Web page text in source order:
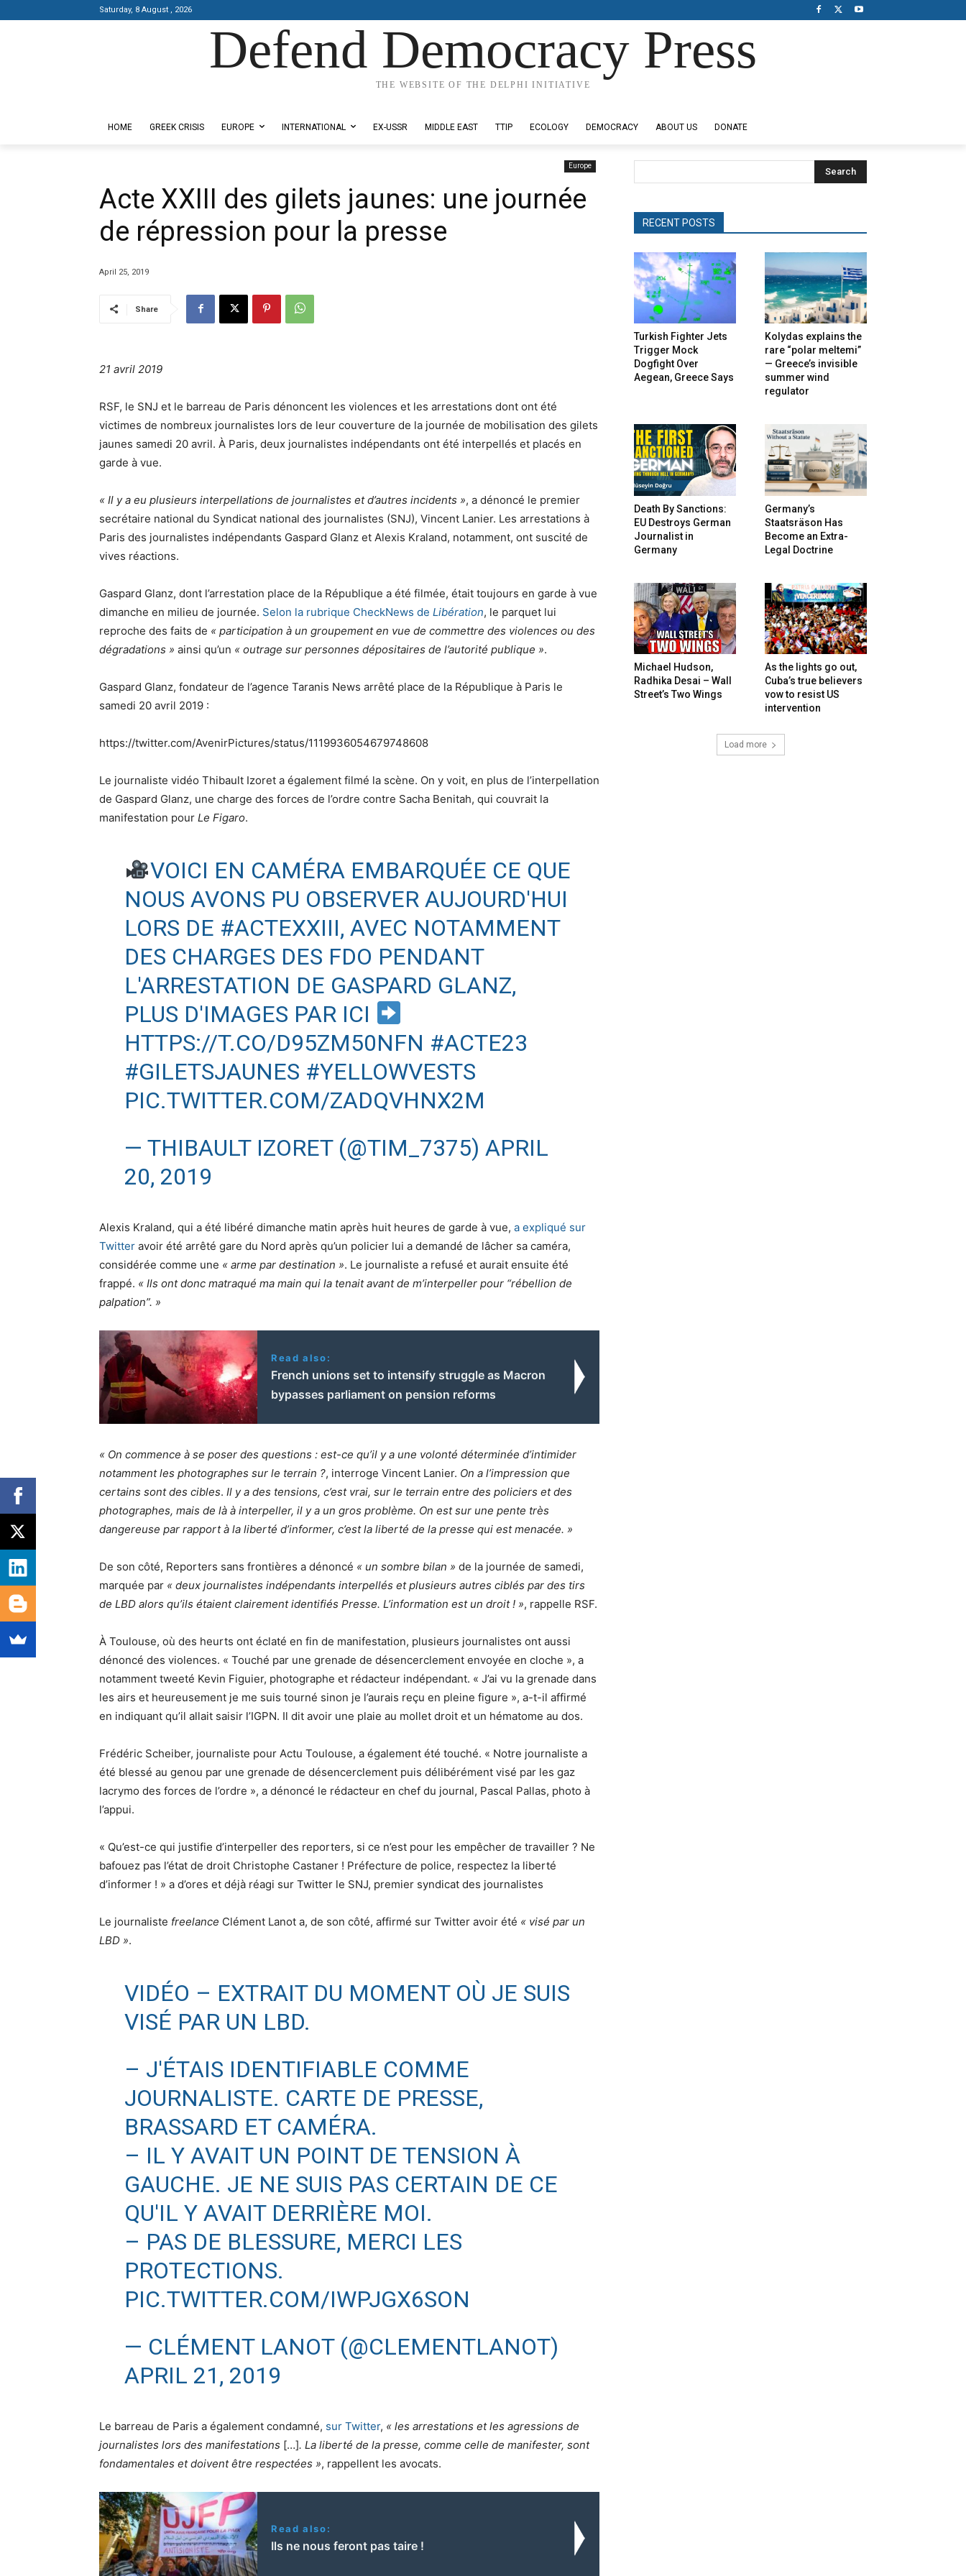
Saturday, 8 August , 2026
Defend Democracy Press
THE WEBSITE OF THE DELPHI INITIATIVE
HOME GREEK CRISIS EUROPE INTERNATIONAL EX-USSR MIDDLE EAST TTIP ECOLOGY DEMOCRACY ABOUT US DONATE
Europe
Acte XXIII des gilets jaunes: une journée
de répression pour la presse
April 25, 2019
Share
21 avril 2019
RSF, le SNJ et le barreau de Paris dénoncent les violences et les arrestations dont ont été
victimes de nombreux journalistes lors de leur couverture de la journée de mobilisation des gilets
jaunes samedi 20 avril. À Paris, deux journalistes indépendants ont été interpellés et placés en
garde à vue.
« Il y a eu plusieurs interpellations de journalistes et d’autres incidents », a dénoncé le premier
secrétaire national du Syndicat national des journalistes (SNJ), Vincent Lanier. Les arrestations à
Paris des journalistes indépendants Gaspard Glanz et Alexis Kraland, notamment, ont suscité de
vives réactions.
Gaspard Glanz, dont l’arrestation place de la République a été filmée, était toujours en garde à vue
dimanche en milieu de journée. Selon la rubrique CheckNews de Libération, le parquet lui
reproche des faits de « participation à un groupement en vue de commettre des violences ou des
dégradations » ainsi qu’un « outrage sur personnes dépositaires de l’autorité publique ».
Gaspard Glanz, fondateur de l’agence Taranis News arrêté place de la République à Paris le
samedi 20 avril 2019 :
https://twitter.com/AvenirPictures/status/1119936054679748608
Le journaliste vidéo Thibault Izoret a également filmé la scène. On y voit, en plus de l’interpellation
de Gaspard Glanz, une charge des forces de l’ordre contre Sacha Benitah, qui couvrait la
manifestation pour Le Figaro.
VOICI EN CAMÉRA EMBARQUÉE CE QUE
NOUS AVONS PU OBSERVER AUJOURD'HUI
LORS DE #ACTEXXIII, AVEC NOTAMMENT
DES CHARGES DES FDO PENDANT
L'ARRESTATION DE GASPARD GLANZ,
PLUS D'IMAGES PAR ICI
HTTPS://T.CO/D95ZM50NFN #ACTE23
#GILETSJAUNES #YELLOWVESTS
PIC.TWITTER.COM/ZADQVHNX2M
— THIBAULT IZORET (@TIM_7375) APRIL
20, 2019
Alexis Kraland, qui a été libéré dimanche matin après huit heures de garde à vue, a expliqué sur
Twitter avoir été arrêté gare du Nord après qu’un policier lui a demandé de lâcher sa caméra,
considérée comme une « arme par destination ». Le journaliste a refusé et aurait ensuite été
frappé. « Ils ont donc matraqué ma main qui la tenait avant de m’interpeller pour “rébellion de
palpation”. »
Read also:
French unions set to intensify struggle as Macron
bypasses parliament on pension reforms
« On commence à se poser des questions : est-ce qu’il y a une volonté déterminée d’intimider
notamment les photographes sur le terrain ?, interroge Vincent Lanier. On a l’impression que
certains sont des cibles. Il y a des tensions, c’est vrai, sur le terrain entre des policiers et des
photographes, mais de là à interpeller, il y a un gros problème. On est sur une pente très
dangereuse par rapport à la liberté d’informer, c’est la liberté de la presse qui est menacée. »
De son côté, Reporters sans frontières a dénoncé « un sombre bilan » de la journée de samedi,
marquée par « deux journalistes indépendants interpellés et plusieurs autres ciblés par des tirs
de LBD alors qu’ils étaient clairement identifiés Presse. L’information est un droit ! », rappelle RSF.
À Toulouse, où des heurts ont éclaté en fin de manifestation, plusieurs journalistes ont aussi
dénoncé des violences. « Touché par une grenade de désencerclement envoyée en cloche », a
notamment tweeté Kevin Figuier, photographe et rédacteur indépendant. « J’ai vu la grenade dans
les airs et heureusement je me suis tourné sinon je l’aurais reçu en pleine figure », a-t-il affirmé
en indiquant qu’il allait saisir l’IGPN. Il dit avoir une plaie au mollet droit et un hématome au dos.
Frédéric Scheiber, journaliste pour Actu Toulouse, a également été touché. « Notre journaliste a
été blessé au genou par une grenade de désencerclement puis délibérément visé par les gaz
lacrymo des forces de l’ordre », a dénoncé le rédacteur en chef du journal, Pascal Pallas, photo à
l’appui.
« Qu’est-ce qui justifie d’interpeller des reporters, si ce n’est pour les empêcher de travailler ? Ne
bafouez pas l’état de droit Christophe Castaner ! Préfecture de police, respectez la liberté
d’informer ! » a d’ores et déjà réagi sur Twitter le SNJ, premier syndicat des journalistes
Le journaliste freelance Clément Lanot a, de son côté, affirmé sur Twitter avoir été « visé par un
LBD ».
VIDÉO – EXTRAIT DU MOMENT OÙ JE SUIS
VISÉ PAR UN LBD.
– J'ÉTAIS IDENTIFIABLE COMME
JOURNALISTE. CARTE DE PRESSE,
BRASSARD ET CAMÉRA.
– IL Y AVAIT UN POINT DE TENSION À
GAUCHE. JE NE SUIS PAS CERTAIN DE CE
QU'IL Y AVAIT DERRIÈRE MOI.
– PAS DE BLESSURE, MERCI LES
PROTECTIONS.
PIC.TWITTER.COM/IWPJGX6SON
— CLÉMENT LANOT (@CLEMENTLANOT)
APRIL 21, 2019
Le barreau de Paris a également condamné, sur Twitter, « les arrestations et les agressions de
journalistes lors des manifestations […]. La liberté de la presse, comme celle de manifester, sont
fondamentales et doivent être respectées », rappellent les avocats.
Read also:
Ils ne nous feront pas taire !
Search
RECENT POSTS
Turkish Fighter Jets
Trigger Mock
Dogfight Over
Aegean, Greece Says
Kolydas explains the
rare “polar meltemi”
— Greece’s invisible
summer wind
regulator
Death By Sanctions:
EU Destroys German
Journalist in
Germany
Germany’s
Staatsräson Has
Become an Extra-
Legal Doctrine
Michael Hudson,
Radhika Desai – Wall
Street’s Two Wings
As the lights go out,
Cuba’s true believers
vow to resist US
intervention
Load more